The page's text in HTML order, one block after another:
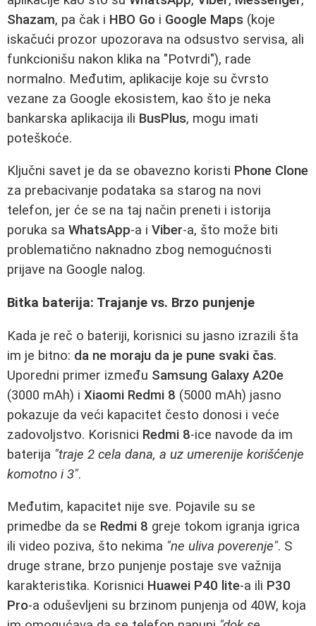
Shazam, pa čak i HBO Go i Google Maps (koje
iskačući prozor upozorava na odsustvo servisa, ali
funkcionišu nakon klika na "Potvrdi"), rade
normalno. Međutim, aplikacije koje su čvrsto
vezane za Google ekosistem, kao što je neka
bankarska aplikacija ili BusPlus, mogu imati
poteškoće.
Ključni savet je da se obavezno koristi Phone Clone
za prebacivanje podataka sa starog na novi
telefon, jer će se na taj način preneti i istorija
poruka sa WhatsApp-a i Viber-a, što može biti
problematično naknadno zbog nemogućnosti
prijave na Google nalog.
Bitka baterija: Trajanje vs. Brzo punjenje
Kada je reč o bateriji, korisnici su jasno izrazili šta
im je bitno: da ne moraju da je pune svaki čas.
Uporedni primer između Samsung Galaxy A20e
(3000 mAh) i Xiaomi Redmi 8 (5000 mAh) jasno
pokazuje da veći kapacitet često donosi i veće
zadovoljstvo. Korisnici Redmi 8-ice navode da im
baterija "traje 2 cela dana, a uz umerenije korišćenje
komotno i 3".
Međutim, kapacitet nije sve. Pojavile su se
primedbe da se Redmi 8 greje tokom igranja igrica
ili video poziva, što nekima "ne uliva poverenje". S
druge strane, brzo punjenje postaje sve važnija
karakteristika. Korisnici Huawei P40 lite-a ili P30
Pro-a oduševljeni su brzinom punjenja od 40W, koja